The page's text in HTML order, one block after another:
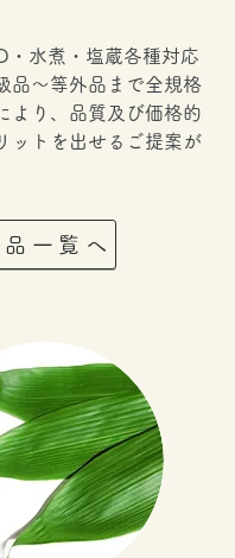
・水煮・塩蔵各種対応
品～等外品まで全規格
より、品質及び価格的
ットを出せるご提案が
品一覧へ